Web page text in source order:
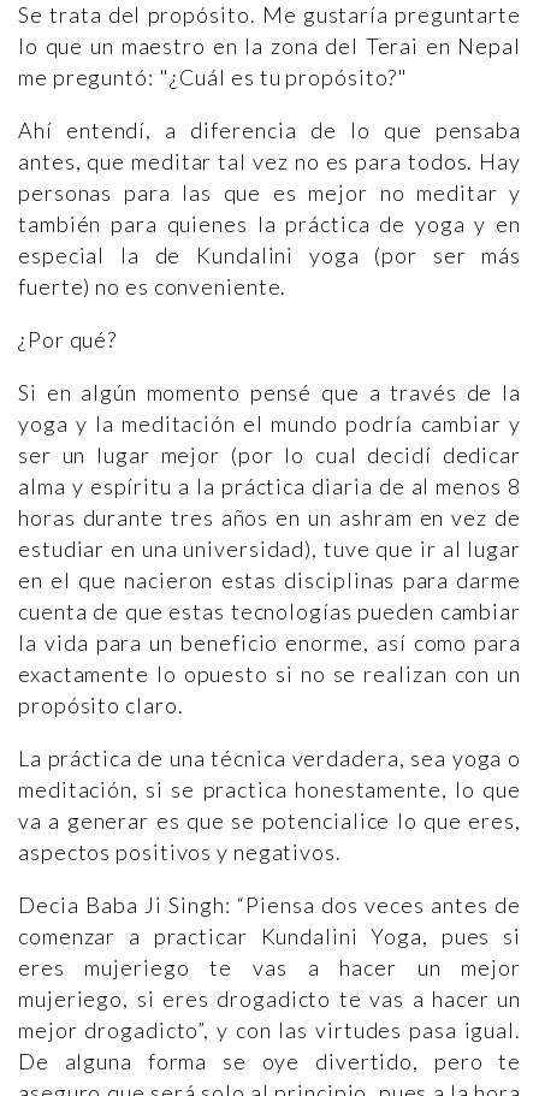
Se trata del propósito. Me gustaría preguntarte
lo que un maestro en la zona del Terai en Nepal
me preguntó: "¿Cuál es tu propósito?"
Ahí entendí, a diferencia de lo que pensaba
antes, que meditar tal vez no es para todos. Hay
personas para las que es mejor no meditar y
también para quienes la práctica de yoga y en
especial la de Kundalini yoga (por ser más
fuerte) no es conveniente.
¿Por qué?
Si en algún momento pensé que a través de la
yoga y la meditación el mundo podría cambiar y
ser un lugar mejor (por lo cual decidí dedicar
alma y espíritu a la práctica diaria de al menos 8
horas durante tres años en un ashram en vez de
estudiar en una universidad), tuve que ir al lugar
en el que nacieron estas disciplinas para darme
cuenta de que estas tecnologías pueden cambiar
la vida para un beneficio enorme, así como para
exactamente lo opuesto si no se realizan con un
propósito claro.
La práctica de una técnica verdadera, sea yoga o
meditación, si se practica honestamente, lo que
va a generar es que se potencialice lo que eres,
aspectos positivos y negativos.
Decia Baba Ji Singh: “Piensa dos veces antes de
comenzar a practicar Kundalini Yoga, pues si
eres mujeriego te vas a hacer un mejor
mujeriego, si eres drogadicto te vas a hacer un
mejor drogadicto”, y con las virtudes pasa igual.
De alguna forma se oye divertido, pero te